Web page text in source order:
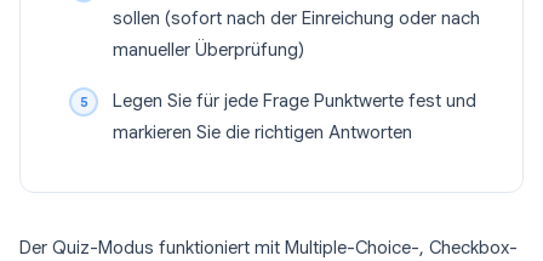
sollen (sofort nach der Einreichung oder nach
manueller Überprüfung)
Legen Sie für jede Frage Punktwerte fest und
markieren Sie die richtigen Antworten
Der Quiz-Modus funktioniert mit Multiple-Choice-, Checkbox-